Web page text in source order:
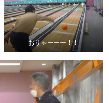
おりゃーーー！！